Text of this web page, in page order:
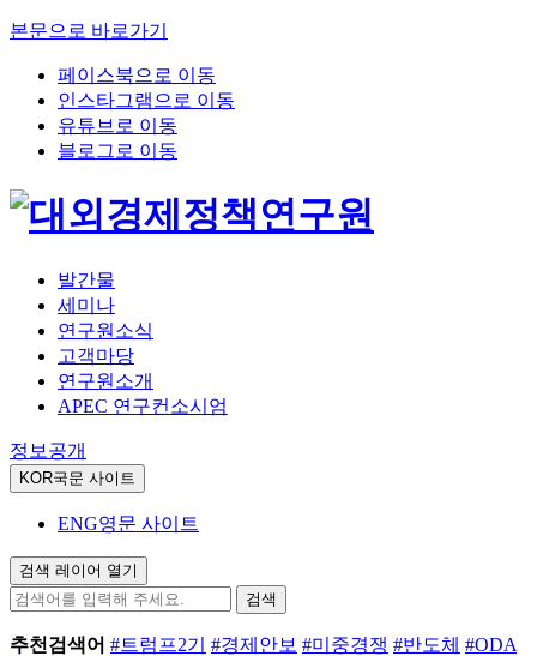
본문으로 바로가기
페이스북으로 이동
인스타그램으로 이동
유튜브로 이동
블로그로 이동
발간물
세미나
연구원소식
고객마당
연구원소개
APEC 연구컨소시엄
정보공개
KOR국문 사이트
ENG영문 사이트
검색 레이어 열기
검색
추천검색어 #트럼프2기 #경제안보 #미중경쟁 #반도체 #ODA